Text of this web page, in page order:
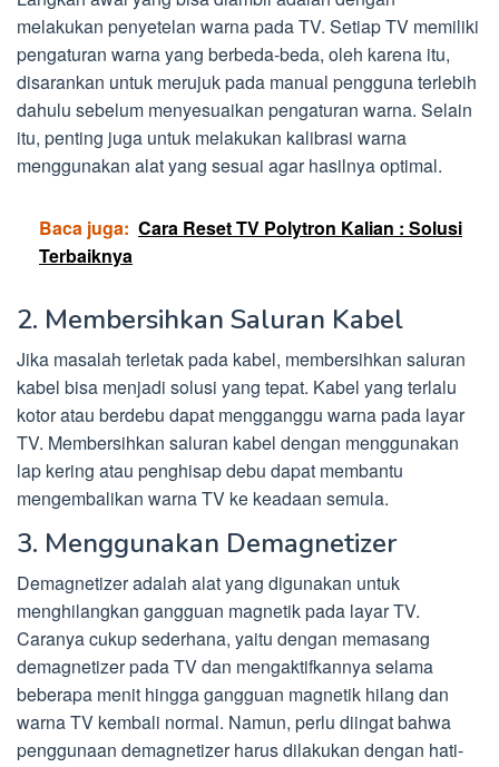
melakukan penyetelan warna pada TV. Setiap TV memiliki
pengaturan warna yang berbeda-beda, oleh karena itu,
disarankan untuk merujuk pada manual pengguna terlebih
dahulu sebelum menyesuaikan pengaturan warna. Selain
itu, penting juga untuk melakukan kalibrasi warna
menggunakan alat yang sesuai agar hasilnya optimal.
Baca juga: Cara Reset TV Polytron Kalian : Solusi
Terbaiknya
2. Membersihkan Saluran Kabel
Jika masalah terletak pada kabel, membersihkan saluran
kabel bisa menjadi solusi yang tepat. Kabel yang terlalu
kotor atau berdebu dapat mengganggu warna pada layar
TV. Membersihkan saluran kabel dengan menggunakan
lap kering atau penghisap debu dapat membantu
mengembalikan warna TV ke keadaan semula.
3. Menggunakan Demagnetizer
Demagnetizer adalah alat yang digunakan untuk
menghilangkan gangguan magnetik pada layar TV.
Caranya cukup sederhana, yaitu dengan memasang
demagnetizer pada TV dan mengaktifkannya selama
beberapa menit hingga gangguan magnetik hilang dan
warna TV kembali normal. Namun, perlu diingat bahwa
penggunaan demagnetizer harus dilakukan dengan hati-